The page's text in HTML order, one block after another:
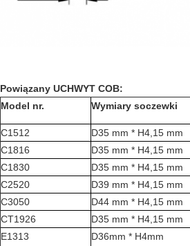
Powiązany UCHWYT COB:
Model nr.
Wymiary soczewki
C1512 D35 mm * H4,15 mm
C1816
D35 mm * H4,15 mm
C1830
D35 mm * H4,15 mm
C2520
D39 mm * H4,15 mm
C3050
D44 mm * H4,15 mm
CT1926
D35 mm * H4,15 mm
E1313
D36mm * H4mm